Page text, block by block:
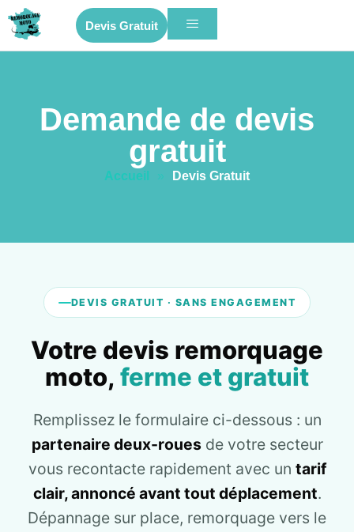
Devis Gratuit
Demande de devis
gratuit
Accueil » Devis Gratuit
DEVIS GRATUIT · SANS ENGAGEMENT
Votre devis remorquage
moto, ferme et gratuit
Remplissez le formulaire ci-dessous : un
partenaire deux-rouesde votre secteur
vous recontacte rapidement avec un tarif
clair, annoncé avant tout déplacement.
Dépannage sur place, remorquage vers le